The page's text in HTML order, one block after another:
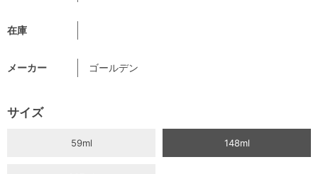
在庫
メーカー ゴールデン
サイズ
59ml 148ml